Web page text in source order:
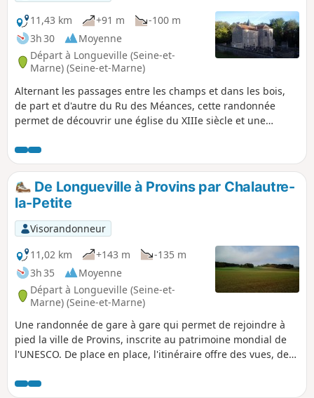
11,43 km
+91 m
-100 m
3h 30
Moyenne
Départ à Longueville (Seine-et-
Marne) (Seine-et-Marne)
Alternant les passages entre les champs et dans les bois,
de part et d'autre du Ru des Méances, cette randonnée
permet de découvrir une église du XIIIe siècle et une
qui se retira ici à la fin de sa vie.
De Longueville à Provins par Chalautre-
la-Petite
Visorandonneur
11,02 km
+143 m
-135 m
3h 35
Moyenne
Départ à Longueville (Seine-et-
Marne) (Seine-et-Marne)
Une randonnée de gare à gare qui permet de rejoindre à
pied la ville de Provins, inscrite au patrimoine mondial de
l'UNESCO. De place en place, l'itinéraire offre des vues, de
cadre rafraîchissant, le village de Chalautre-la-Petite recèle